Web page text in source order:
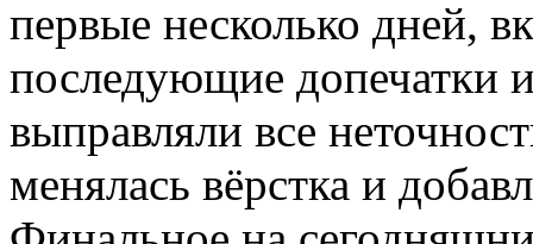
первые несколько дней,
последующие допечатки
выправляли все
менялась вёрстка и